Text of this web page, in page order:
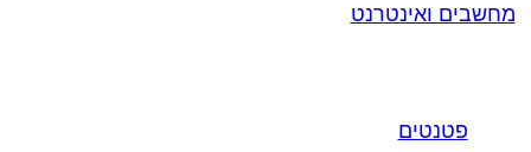
מחשבים ואינטרנט
פטנטים